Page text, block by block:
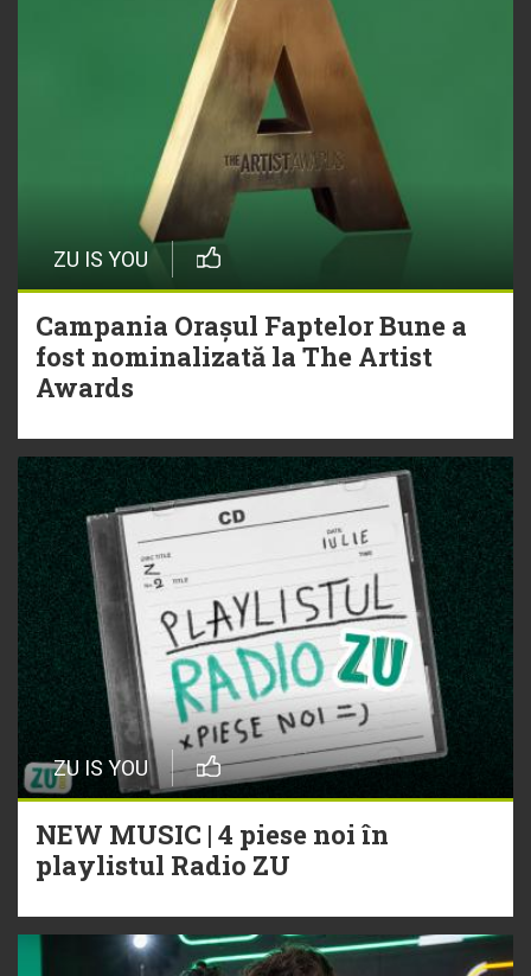
ZU IS YOU
Campania Orașul Faptelor Bune a
fost nominalizată la The Artist
Awards
ZU IS YOU
NEW MUSIC | 4 piese noi în
playlistul Radio ZU